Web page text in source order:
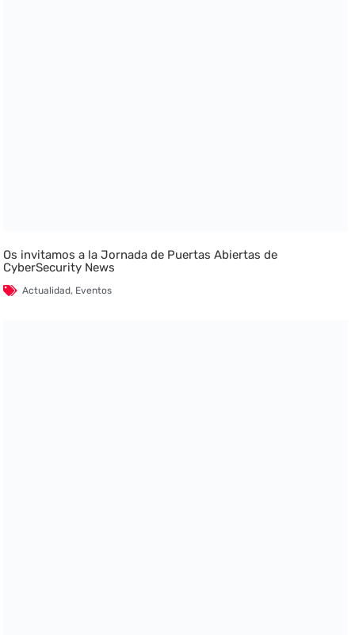
Os invitamos a la Jornada de Puertas Abiertas de
CyberSecurity News
Actualidad, Eventos